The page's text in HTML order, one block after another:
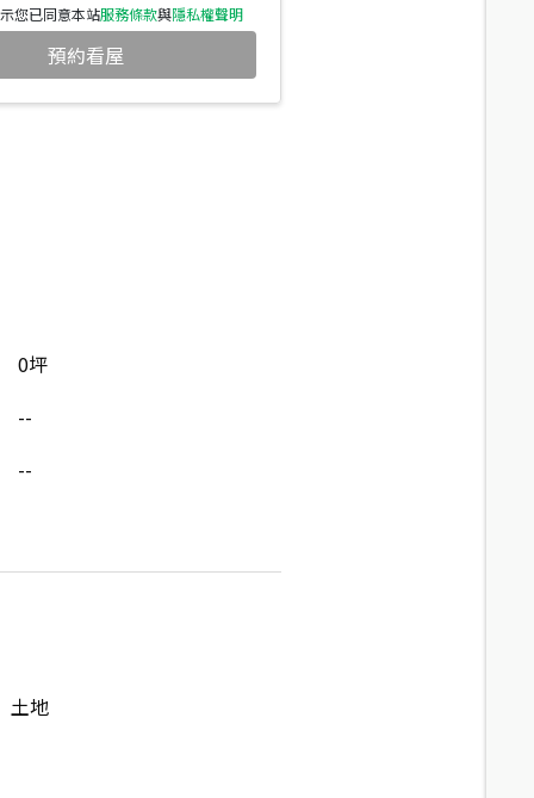
您已同意本站服務條款與隱私權聲明
預約看屋
0坪
--
--
土地